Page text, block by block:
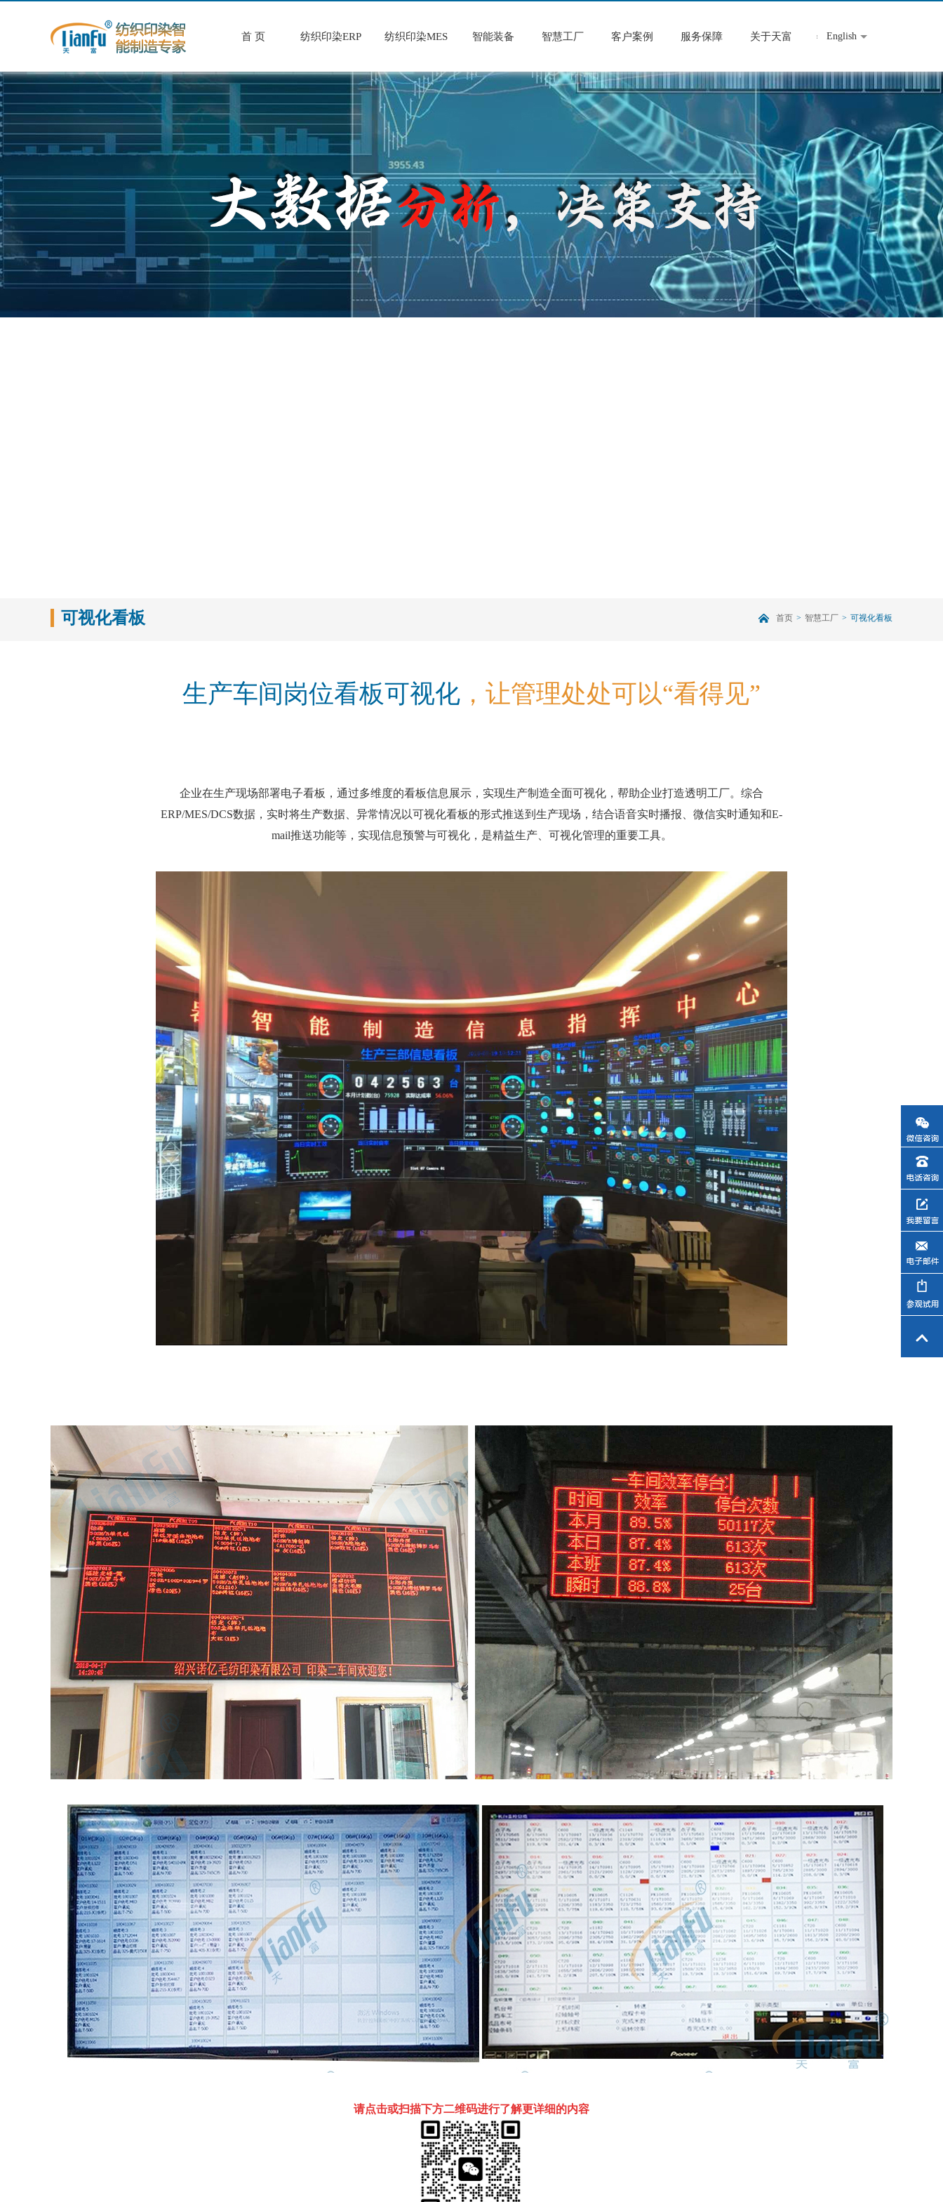
首 页 纺织印染ERP 纺织印染MES 智能装备 智慧工厂 客户案例 服务保障 关于天富 English
首页 > 智慧工厂 > 可视化看板
可视化看板
生产车间岗位看板可视化 ，让管理处处可以“看得见”
企业在生产现场部署电子看板，通过多维度的看板信息展示，实现生产制造全面可视化，帮助企业打造透明工厂。综合
ERP/MES/DCS数据，实时将生产数据、异常情况以可视化看板的形式推送到生产现场，结合语音实时播报、微信实时通知和E-
mail推送功能等，实现信息预警与可视化，是精益生产、可视化管理的重要工具。
请点击或扫描下方二维码进行了解更详细的内容